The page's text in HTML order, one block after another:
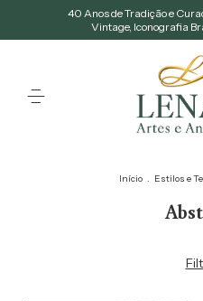
40 Anos de Tradição e
Vintage, Iconografia
Início . Estilos e